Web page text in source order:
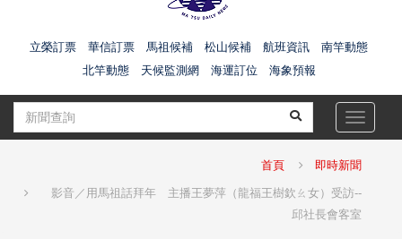
立榮訂票 華信訂票 馬祖候補 松山候補 航班資訊
南竿動態
北竿動態
天候監測網 海運訂位 海象預報
Toggle
首頁 即時新聞
影音／用馬祖話拜年 主播王夢萍（龍福王樹欽ㄠ女）受訪--
邱社長會客室